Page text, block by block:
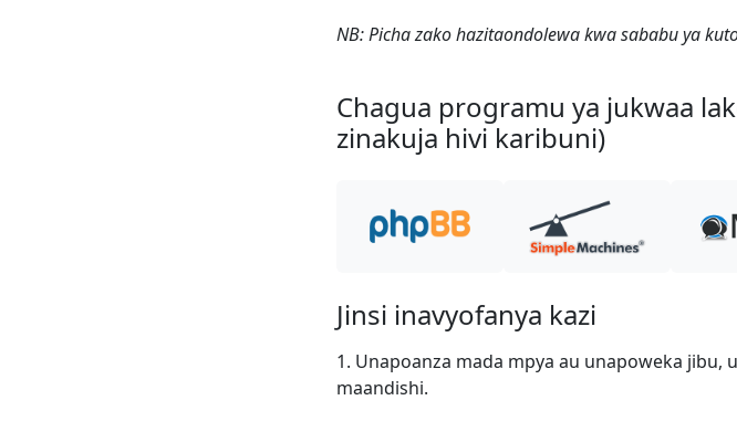
NB: Picha zako hazitaondolewa kwa sababu ya
Chagua programu ya jukwaa
zinakuja hivi karibuni)
Jinsi inavyofanya kazi
Unapoanza mada mpya au unapoweka jibu,
maandishi.